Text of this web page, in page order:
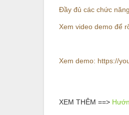
Đầy đủ các chức
Xem video demo để
Xem demo: https://
XEM THÊM ==>